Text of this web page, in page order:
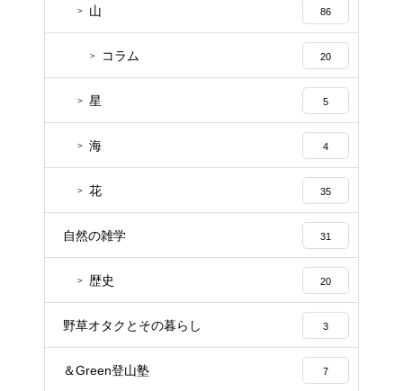
山 86
コラム 20
星 5
海 4
花 35
自然の雑学 31
歴史 20
野草オタクとその暮らし 3
＆Green登山塾 7